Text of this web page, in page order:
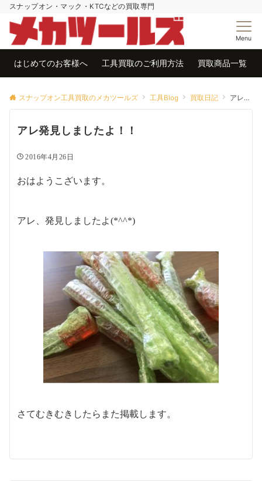
スナップオン・マック・KTCなどの買取専門
Menu
はじめてのお客様へ 工具買取のご利用方法 買取商品一覧
スナップオン工具買取のメカツールズ 工具Blog 買取日記 アレ発見しましたよ！！
アレ発見しましたよ！！
2016年4月26日
おはようこざいます。
アレ、発見しましたよ(*^^*)
さてむきむきしたらまた掲載します。